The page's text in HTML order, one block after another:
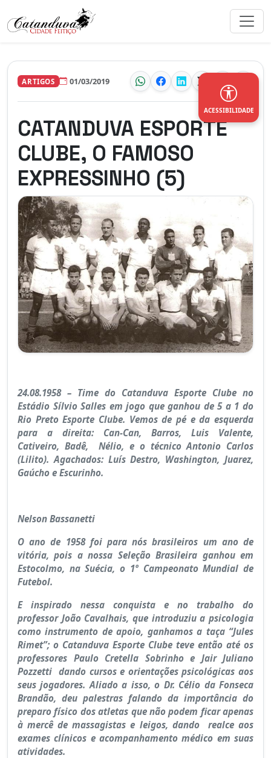
ARTIGOS 01/03/2019
CATANDUVA ESPORTE
CLUBE, O FAMOSO
EXPRESSINHO (5)
24.08.1958 – Time do Catanduva Esporte Clube no
Estádio Sílvio Salles em jogo que ganhou de 5 a 1 do
Rio Preto Esporte Clube. Vemos de pé e da esquerda
para a direita: Can-Can, Barros, Luis Valente,
Cativeiro, Badê, Nélio, e o técnico Antonio Carlos
(Lilito). Agachados: Luís Destro, Washington, Juarez,
Gaúcho e Escurinho.
Nelson Bassanetti
O ano de 1958 foi para nós brasileiros um ano de
vitória, pois a nossa Seleção Brasileira ganhou em
Estocolmo, na Suécia, o 1º Campeonato Mundial de
Futebol.
E inspirado nessa conquista e no trabalho do
professor João Cavalhais, que introduziu a psicologia
como instrumento de apoio, ganhamos a taça “Jules
Rimet”; o Catanduva Esporte Clube teve então até os
professores Paulo Cretella Sobrinho e Jair Juliano
Pozzetti dando cursos e orientações psicológicas aos
seus jogadores. Aliado a isso, o Dr. Célio da Fonseca
Brandão, deu palestras falando da importância do
preparo físico dos atletas que não podem ficar apenas
à mercê de massagistas e leigos, dando realce aos
exames clínicos e acompanhamento médico em suas
atividades.
ACESSIBILIDADE